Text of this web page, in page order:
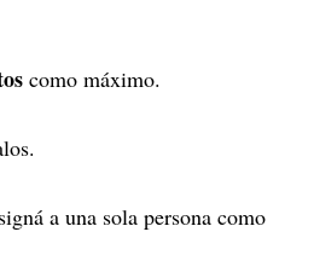
como máximo.
a una sola persona como